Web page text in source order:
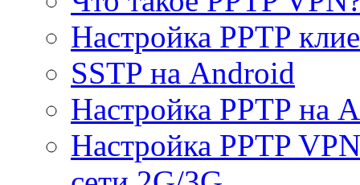
Настройка PPTP
SSTP на Android
Настройка PPTP на
Настройка PPTP